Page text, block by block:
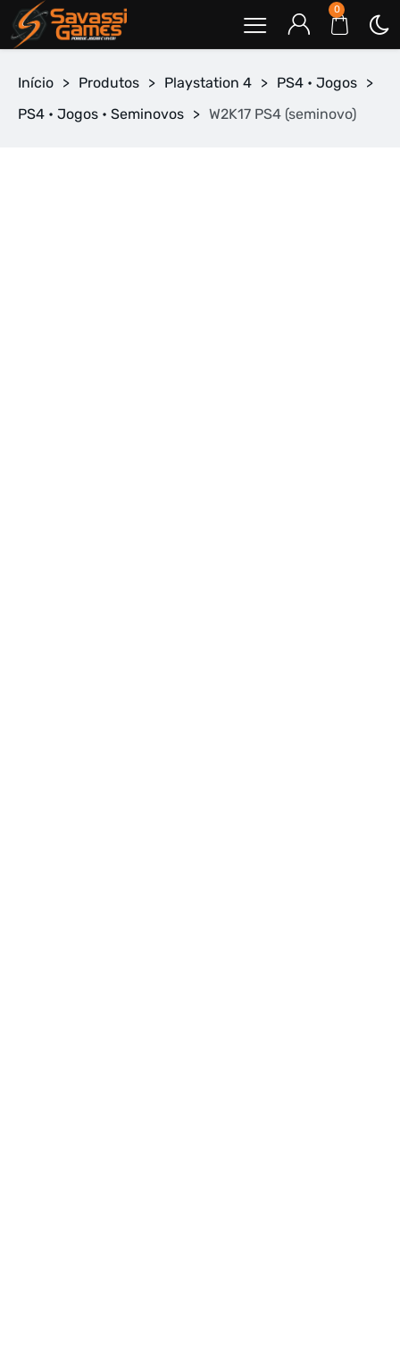
0
Início > Produtos > Playstation 4 > PS4 • Jogos >
PS4 • Jogos • Seminovos > W2K17 PS4 (seminovo)